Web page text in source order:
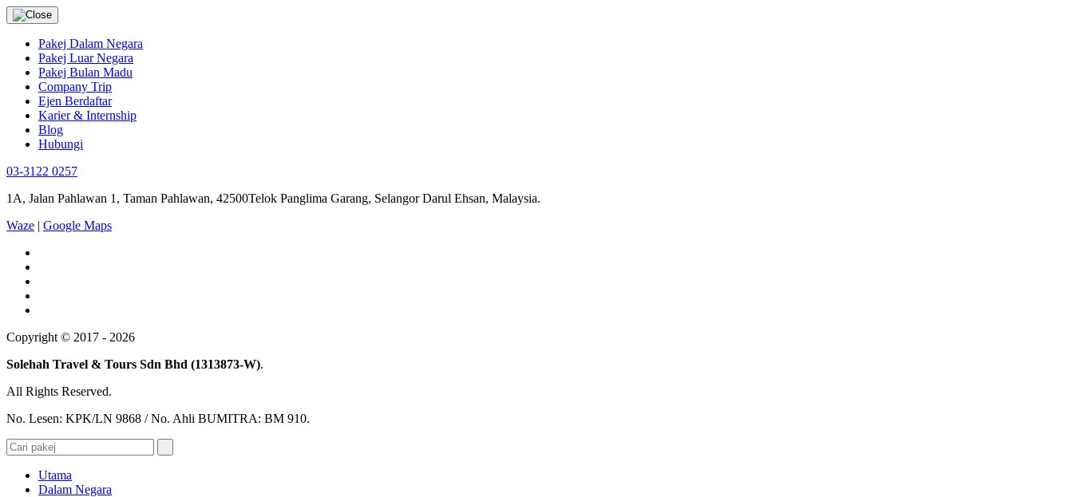
Pakej Dalam Negara
Pakej Luar Negara
Pakej Bulan Madu
Company Trip
Ejen Berdaftar
Karier & Internship
Blog
Hubungi
03-3122 0257
1A, Jalan Pahlawan 1, Taman Pahlawan, 42500Telok Panglima Garang, Selangor Darul Ehsan, Malaysia.
Waze | Google Maps
Copyright © 2017 - 2026
Solehah Travel & Tours Sdn Bhd (1313873-W).
All Rights Reserved.
No. Lesen: KPK/LN 9868 / No. Ahli BUMITRA: BM 910.
Utama
Dalam Negara